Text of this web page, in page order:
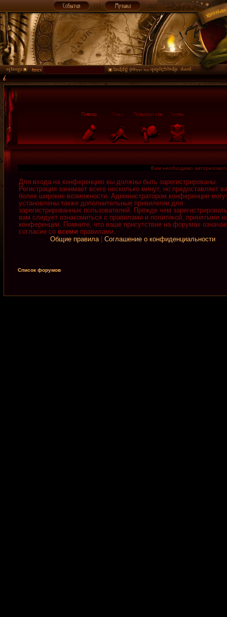
Вам необходимо
Для входа на конференцию вы должны быть зарегистрированы.
Регистрация занимает всего несколько минут, но предоставляет
более широкие возможности. Администратором конференции
установлены также дополнительные привилегии для
зарегистрированных пользователей. Прежде чем
вам следует ознакомиться с правилами и политикой, принятыми
конференции. Помните, что ваше присутствие на форумах
согласие со всеми правилами.
Общие правила| Соглашение о конфиденциальности
Список форумов